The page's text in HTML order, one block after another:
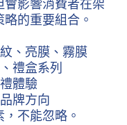
影響消費者在架
的重要組合。
、亮膜、霧膜
禮盒系列
體驗
牌方向
不能忽略。